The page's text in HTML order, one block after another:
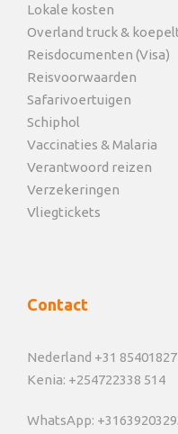
Lokale kosten
Overland truck &
Reisdocumenten (Visa)
Reisvoorwaarden
Safarivoertuigen
Schiphol
Vaccinaties & Malaria
Verantwoord reizen
Verzekeringen
Vliegtickets
Contact
Nederland +31
Kenia: +254722338 514
WhatsApp: